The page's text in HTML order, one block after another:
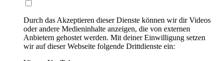
Durch das Akzeptieren dieser Dienste können wir dir Videos
oder andere Medieninhalte anzeigen, die von externen
Anbietern gehostet werden. Mit deiner Einwilligung setzen
wir auf dieser Webseite folgende Drittdienste ein: